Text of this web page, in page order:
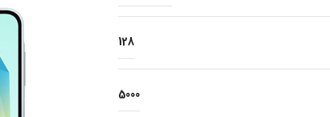
128
5000